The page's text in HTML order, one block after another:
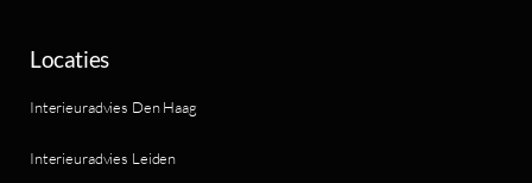
Locaties
Interieuradvies Den Haag
Interieuradvies Leiden